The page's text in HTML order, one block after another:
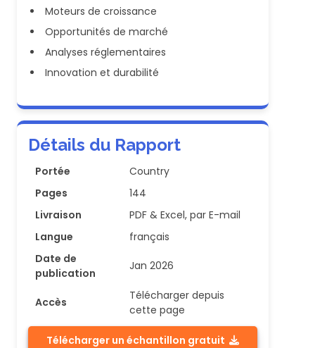
Moteurs de croissance
Opportunités de marché
Analyses réglementaires
Innovation et durabilité
Détails du Rapport
Portée
Country
Pages
144
Livraison
PDF & Excel, par E-mail
Langue
français
Date de
publication
Jan 2026
Accès
Télécharger depuis
cette page
Télécharger un échantillon gratuit